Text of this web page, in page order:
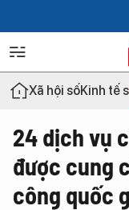
Xã hội sốKinh tế
24 dịch vụ
được cung
công quốc